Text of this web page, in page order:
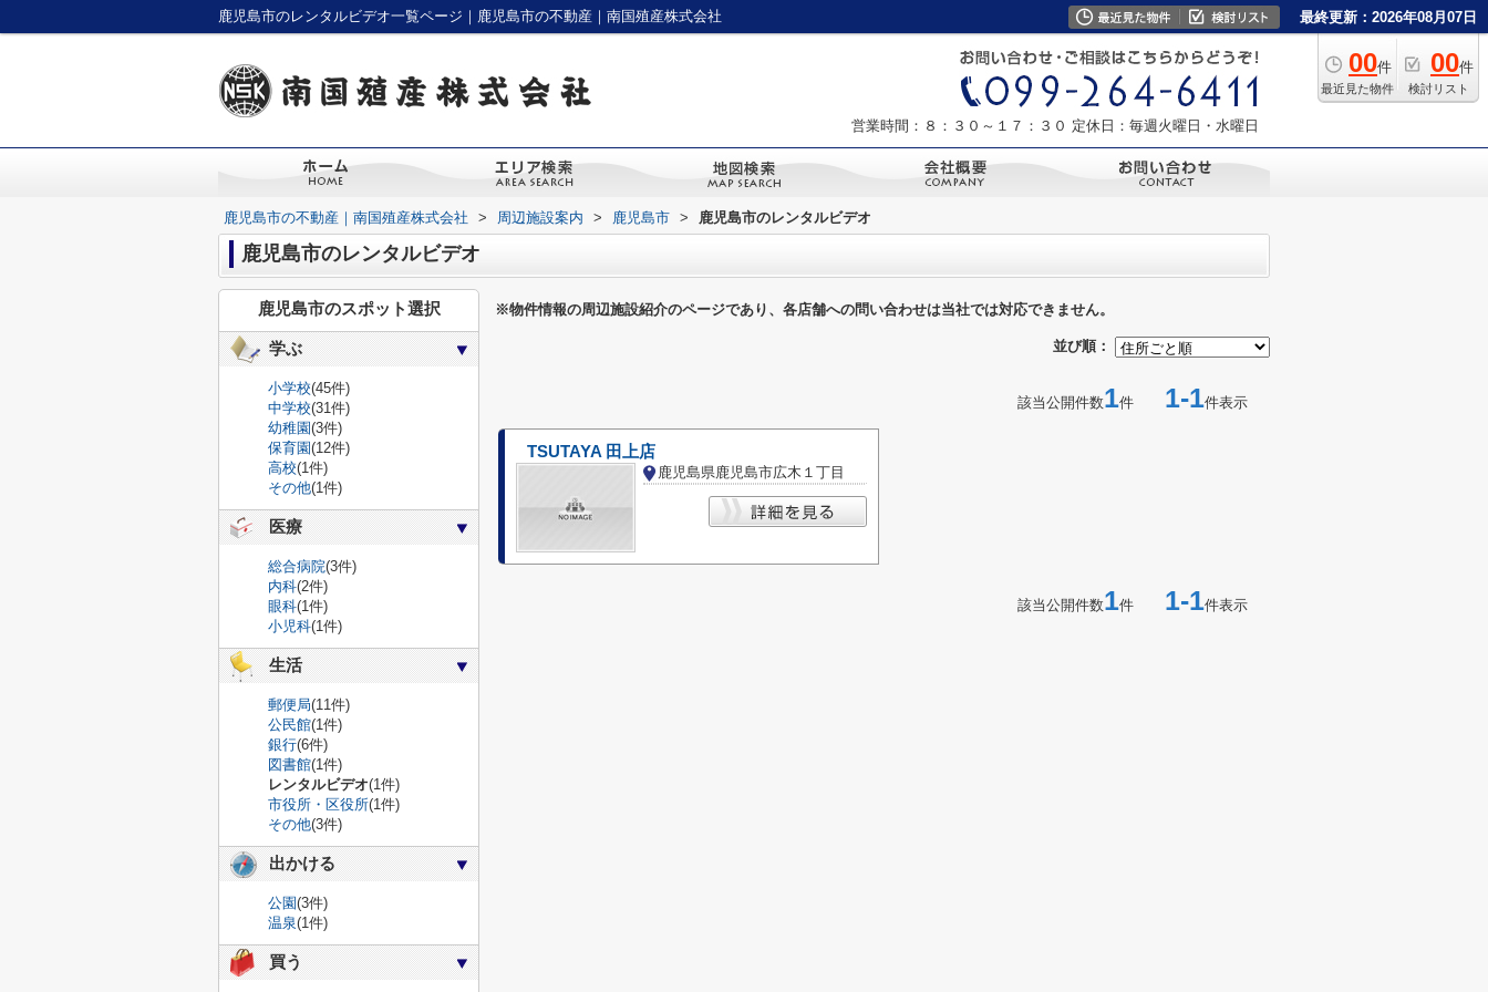
鹿児島市のレンタルビデオ一覧ページ｜鹿児島市の不動産｜南国殖産株式会社 最終更新：2026年08月07日
00件
最近見た物件
00件
検討リスト
営業時間：８：３０～１７：３０ 定休日：毎週火曜日・水曜日
鹿児島市の不動産｜南国殖産株式会社 > 周辺施設案内 > 鹿児島市 > 鹿児島市のレンタルビデオ
鹿児島市のレンタルビデオ
※物件情報の周辺施設紹介のページであり、各店舗への問い合わせは当社では対応できません。
並び順：
該当公開件数1件 1-1件表示
TSUTAYA 田上店
鹿児島県鹿児島市広木１丁目
該当公開件数1件 1-1件表示
鹿児島市のスポット選択
学ぶ
小学校(45件)
中学校(31件)
幼稚園(3件)
保育園(12件)
高校(1件)
その他(1件)
医療
総合病院(3件)
内科(2件)
眼科(1件)
小児科(1件)
生活
郵便局(11件)
公民館(1件)
銀行(6件)
図書館(1件)
レンタルビデオ(1件)
市役所・区役所(1件)
その他(3件)
出かける
公園(3件)
温泉(1件)
買う